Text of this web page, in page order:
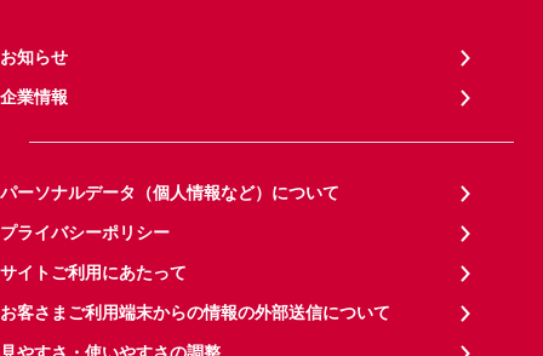
お知らせ
企業情報
パーソナルデータ（個人情報など）について
プライバシーポリシー
サイトご利用にあたって
お客さまご利用端末からの情報の外部送信について